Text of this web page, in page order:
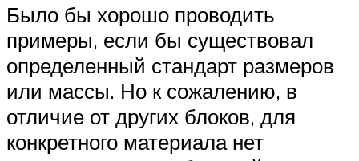
Было бы хорошо проводить
примеры, если бы существовал
определенный стандарт размеров
или массы. Но к сожалению, в
отличие от других блоков, для
конкретного материала нет